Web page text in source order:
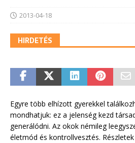
2013-04-18
HIRDETÉS
Egyre több elhízott gyerekkel
mondhatjuk: ez a jelenség kezd
generálódni. Az okok némileg
életmód és kontrollvesztés.